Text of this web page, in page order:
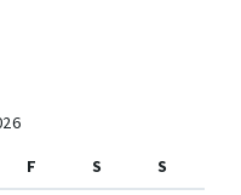
F S
S